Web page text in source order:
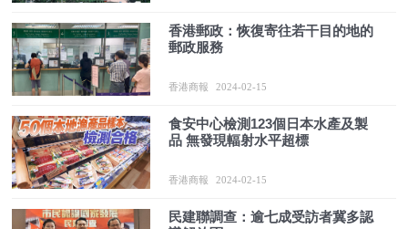
香港郵政：恢復寄往若干目的地的
郵政服務
香港商報 2024-02-15
食安中心檢測123個日本水產及製
品 無發現輻射水平超標
香港商報 2024-02-15
民建聯調查：逾七成受訪者冀多認